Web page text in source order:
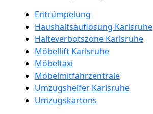
Entrümpelung
Haushaltsauflösung Karlsruhe
Halteverbotszone Karlsruhe
Möbellift Karlsruhe
Möbeltaxi
Möbelmitfahrzentrale
Umzugshelfer Karlsruhe
Umzugskartons